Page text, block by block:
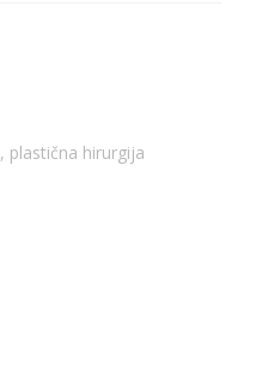
, plastična hirurgija